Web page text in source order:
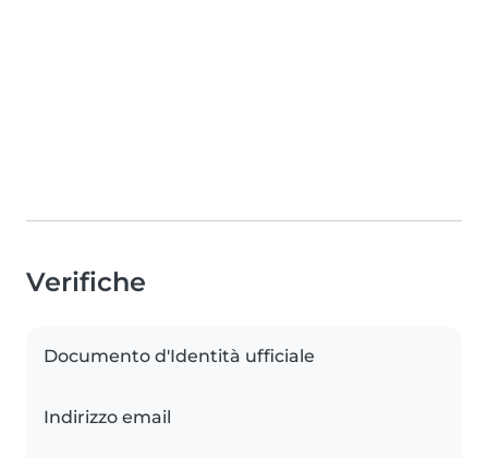
Verifiche
Documento d'Identità ufficiale
Indirizzo email